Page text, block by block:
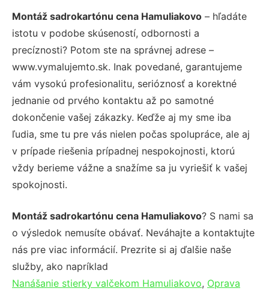
Montáž sadrokartónu cena Hamuliakovo – hľadáte
istotu v podobe skúseností, odbornosti a
precíznosti? Potom ste na správnej adrese –
www.vymalujemto.sk. Inak povedané, garantujeme
vám vysokú profesionalitu, serióznosť a korektné
jednanie od prvého kontaktu až po samotné
dokončenie vašej zákazky. Keďže aj my sme iba
ľudia, sme tu pre vás nielen počas spolupráce, ale aj
v prípade riešenia prípadnej nespokojnosti, ktorú
vždy berieme vážne a snažíme sa ju vyriešiť k vašej
spokojnosti.
Montáž sadrokartónu cena Hamuliakovo? S nami sa
o výsledok nemusíte obávať. Neváhajte a kontaktujte
nás pre viac informácií. Prezrite si aj ďalšie naše
služby, ako napríklad
Nanášanie stierky valčekom Hamuliakovo, Oprava